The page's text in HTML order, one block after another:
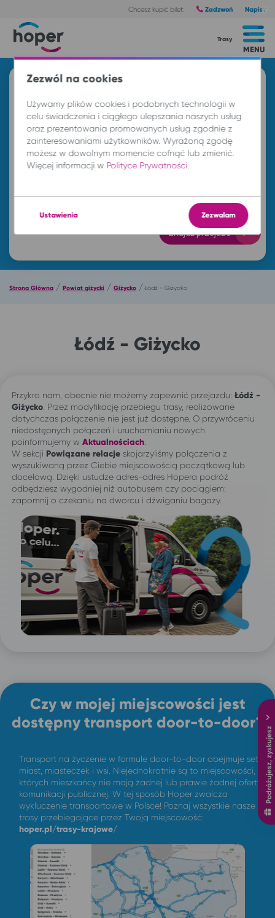
Chcesz kupić bilet: Zadzwoń Napisz
MENU
Trasy
Znajdź przejazd i kup bilet
Z
Znajdź przejazd
Podróżujesz, zyskujesz
Strona Główna / Powiat giżycki / Giżycko /Łódź - Giżycko
Łódź - Giżycko
Przykro nam, obecnie nie możemy zapewnić przejazdu: Łódź -
Giżycko . Przez modyfikację przebiegu trasy, realizowane
dotychczas połączenie nie jest już dostępne. O przywróceniu
niedostępnych połączeń i uruchamianiu nowych
poinformujemy w Aktualnościach
W sekcji Powiązane relacje skojarzyliśmy połączenia z
wyszukiwaną przez Ciebie miejscowością początkową lub
docelową. Dzięki ustudze adres-adres Hopera podróż
odbędziesz wygodniej niż autobusem czy pociągiem:
zapomnij o czekaniu na dworcu i dźwiganiu bagaży.
Czy w mojej miejscowości jest
dostępny transport door-to-door?
Transport na życzenie w formule door-to-door obejmuje setki
miast, miasteczek i wsi. Niejednokrotnie są to miejscowości,
których mieszkańcy nie mają żadnej lub prawie żadnej oferty
komunikacji publicznej. W tej sposób Hoper zwalcza
wykluczenie transportowe w Polsce! Poznaj wszystkie nasze
trasy przebiegające przez Twoją miejscowość:
hoper.pl/trasy-krajowe/
Zezwól na cookies
Używamy plików cookies i podobnych technologii w
celu świadczenia i ciągłego ulepszania naszych usług
oraz prezentowania promowanych usług zgodnie z
zainteresowaniami użytkowników. Wyrażoną zgodę
możesz w dowolnym momencie cofnąć lub zmienić.
Więcej informacji w Polityce Prywatności
Ustawienia Zezwalam